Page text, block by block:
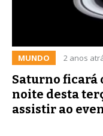
MUNDO 2 anos
Saturno ficará
noite desta
assistir ao